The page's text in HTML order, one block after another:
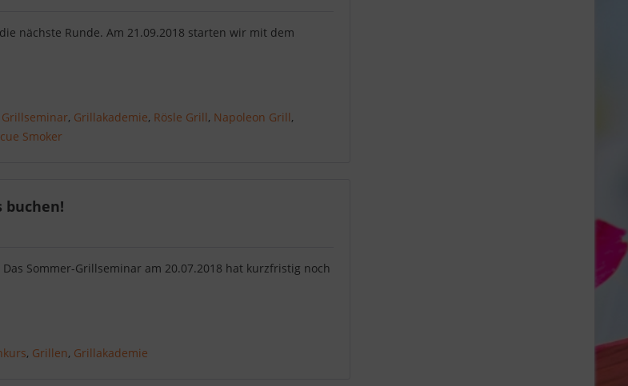
nächste Runde. Am 21.09.2018 starten wir mit dem
Grillseminar, Grillakademie, Rösle Grill, Napoleon Grill,
Smoker
Das Sommer-Grillseminar am 20.07.2018 hat kurzfristig noch
, Grillen, Grillakademie